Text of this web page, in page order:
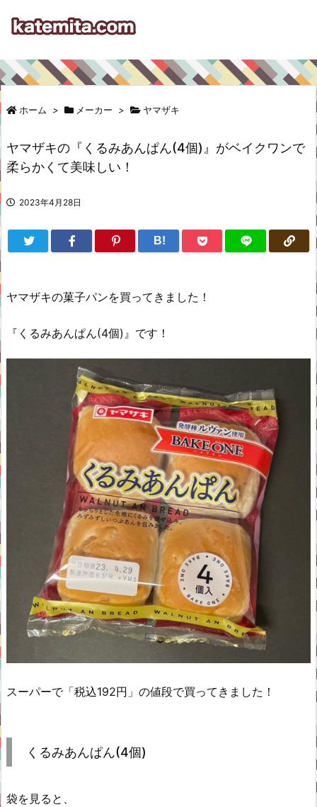
ホーム > メーカー > ヤマザキ
ヤマザキの『くるみあんぱん(4個)』がベイクワンで
柔らかくて美味しい！
2023年4月28日
B!
ヤマザキの菓子パンを買ってきました！
『くるみあんぱん(4個)』です！
スーパーで「税込192円」の値段で買ってきました！
くるみあんぱん(4個)
袋を見ると、